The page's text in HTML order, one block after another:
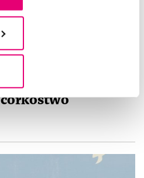
w zakładce "Ustawienia
nie wpływa na
przed jej wycofaniem